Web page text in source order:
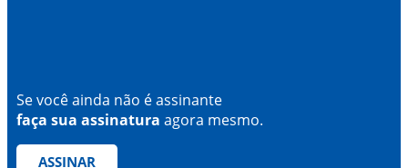
Se você ainda não é assinante
faça sua assinatura agora mesmo.
ASSINAR